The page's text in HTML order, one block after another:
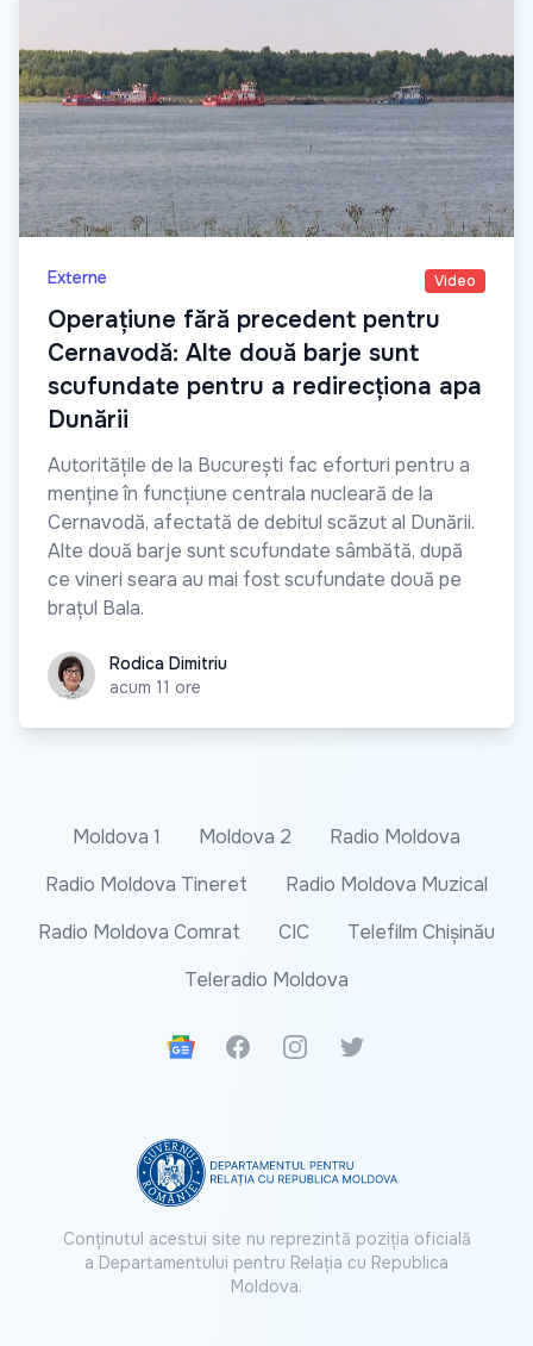
Externe Video
Operațiune fără precedent pentru
Cernavodă: Alte două barje sunt
scufundate pentru a redirecționa apa
Dunării
Autoritățile de la București fac eforturi pentru a
menține în funcțiune centrala nucleară de la
Cernavodă, afectată de debitul scăzut al Dunării.
Alte două barje sunt scufundate sâmbătă, după
ce vineri seara au mai fost scufundate două pe
brațul Bala.
Rodica Dimitriu
Rodica Dimitriu
acum 11 ore
Moldova 1 Moldova 2
Radio Moldova
Radio Moldova Tineret
Radio Moldova Muzical
Radio Moldova Comrat
CIC
Telefilm Chișinău
Teleradio Moldova
Google News
FacebookInstagramTwitter
Conținutul acestui site nu reprezintă poziția oficială
a Departamentului pentru Relația cu Republica
Moldova.